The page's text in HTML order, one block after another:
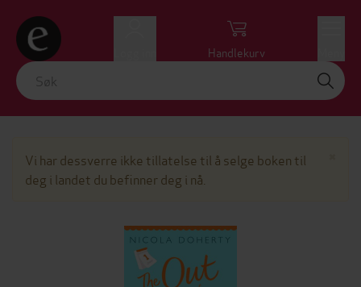
Handlekurv
Vi har dessverre ikke tillatelse til å selge boken til
deg i landet du befinner deg i nå.